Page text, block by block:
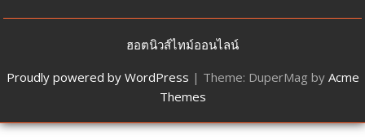
ฮอตนิวส์ไทม์ออนไลน์
Proudly powered by WordPress | Theme: DuperMag by Acme
Themes